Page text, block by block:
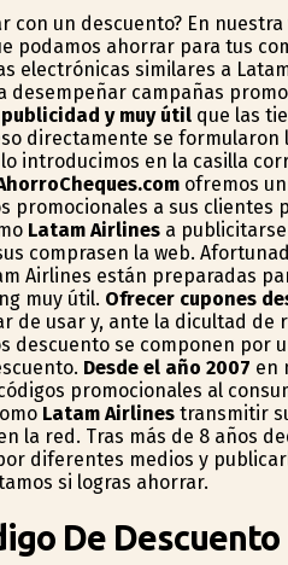
con un descuento? En
podamos ahorrar para tus
electrónicas similares a
desempeñar campañas
y muy útilque las
directamente se
introducimos en la casilla
ofremos un
promocionales a sus clientes
Latam Airlinesa publicitarse
comprasen la web.
Airlines están preparadas
muy útil. Ofrecer cupones
de usar y, ante la dificultad
descuento se componen
Desde el año 2007 en
promocionales al
Latam Airlinestransmitir
la red. Tras más de 8 años
diferentes medios y
si logras ahorrar.
De